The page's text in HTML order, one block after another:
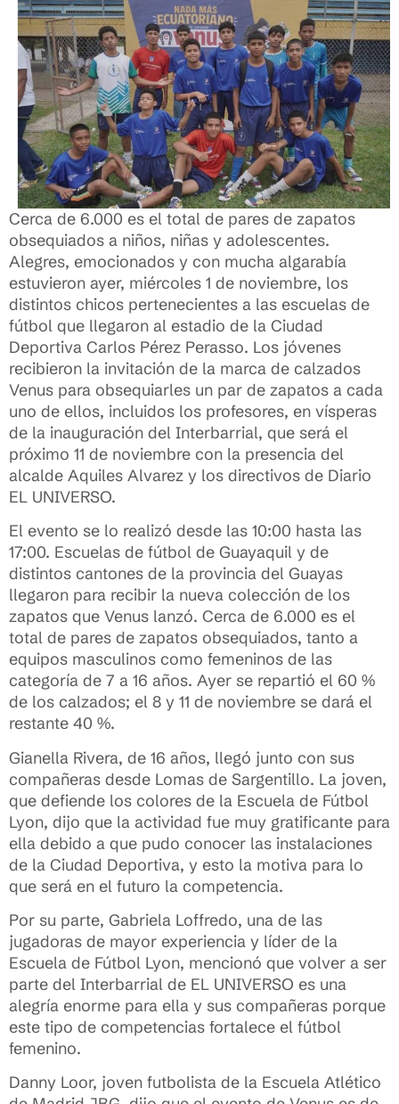
Cerca de 6.000 es el total de pares de zapatos
obsequiados a niños, niñas y adolescentes.
Alegres, emocionados y con mucha algarabía
estuvieron ayer, miércoles 1 de noviembre, los
distintos chicos pertenecientes a las escuelas de
fútbol que llegaron al estadio de la Ciudad
Deportiva Carlos Pérez Perasso. Los jóvenes
recibieron la invitación de la marca de calzados
Venus para obsequiarles un par de zapatos a cada
uno de ellos, incluidos los profesores, en vísperas
de la inauguración del Interbarrial, que será el
próximo 11 de noviembre con la presencia del
alcalde Aquiles Alvarez y los directivos de Diario
EL UNIVERSO.
El evento se lo realizó desde las 10:00 hasta las
17:00. Escuelas de fútbol de Guayaquil y de
distintos cantones de la provincia del Guayas
llegaron para recibir la nueva colección de los
zapatos que Venus lanzó. Cerca de 6.000 es el
total de pares de zapatos obsequiados, tanto a
equipos masculinos como femeninos de las
categoría de 7 a 16 años. Ayer se repartió el 60 %
de los calzados; el 8 y 11 de noviembre se dará el
restante 40 %.
Gianella Rivera, de 16 años, llegó junto con sus
compañeras desde Lomas de Sargentillo. La joven,
que defiende los colores de la Escuela de Fútbol
Lyon, dijo que la actividad fue muy gratificante para
ella debido a que pudo conocer las instalaciones
de la Ciudad Deportiva, y esto la motiva para lo
que será en el futuro la competencia.
Por su parte, Gabriela Loffredo, una de las
jugadoras de mayor experiencia y líder de la
Escuela de Fútbol Lyon, mencionó que volver a ser
parte del Interbarrial de EL UNIVERSO es una
alegría enorme para ella y sus compañeras porque
este tipo de competencias fortalece el fútbol
femenino.
Danny Loor, joven futbolista de la Escuela Atlético